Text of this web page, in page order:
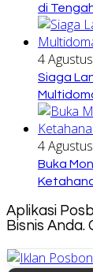
di
4
Siaga
4
Buka
Aplikasi
Bisnis Anda.